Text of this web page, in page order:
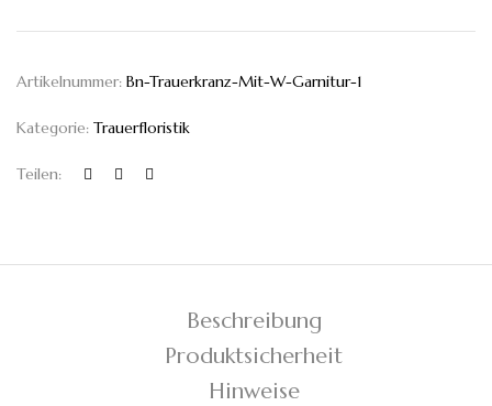
Artikelnummer: Bn-Trauerkranz-Mit-W-Garnitur-1
Kategorie: Trauerfloristik
Teilen:
Beschreibung
Produktsicherheit
Hinweise